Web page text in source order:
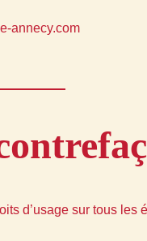
annecy.com
d’usage sur tous